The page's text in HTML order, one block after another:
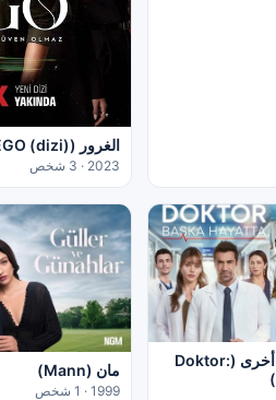
الغرور (EGO (dizi))
2023 · 3 شخص
الطبيب: في حياة أخرى (Doktor:
مان (Mann)
1999 · 1 شخص